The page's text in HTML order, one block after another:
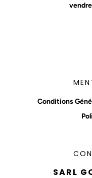
Conditions
SARL